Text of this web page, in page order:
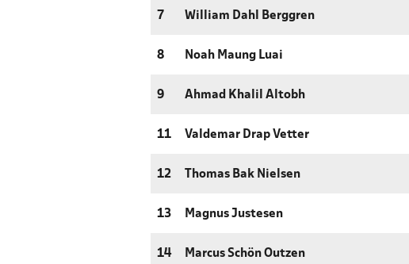
7 William Dahl Berggren
8 Noah Maung Luai
9 Ahmad Khalil Altobh
11 Valdemar Drap Vetter
12 Thomas Bak Nielsen
13 Magnus Justesen
14 Marcus Schön Outzen